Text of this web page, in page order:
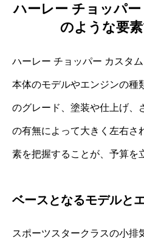
ハーレー チョッパ
のような要
ハーレー チョッパー カスタ
本体のモデルやエンジンの種
のグレード、塗装や仕上げ、
の有無によって大きく左右さ
素を把握することが、予算を
ベースとなるモデルと
スポーツスタークラスの小排